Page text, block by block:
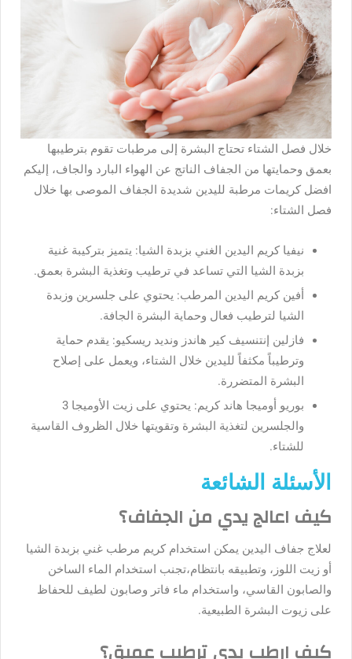
خلال فصل الشتاء تحتاج البشرة إلى مرطبات تقوم بترطيبها
بعمق وحمايتها من الجفاف الناتج عن الهواء البارد والجاف، إليكم
افضل كريمات مرطبة لليدين شديدة الجفاف الموصى بها خلال
فصل الشتاء:
نيفيا كريم اليدين الغني بزبدة الشيا: يتميز بتركيبة غنية
بزبدة الشيا التي تساعد في ترطيب وتغذية البشرة بعمق.
أفين كريم اليدين المرطب: يحتوي على جلسرين وزبدة
الشيا لترطيب فعال وحماية البشرة الجافة.
فازلين إنتنسيف كير هاندز ونديد ريسكيو: يقدم حماية
وترطيباً مكثفاً لليدين خلال الشتاء، ويعمل على إصلاح
البشرة المتضررة.
بوريو أوميجا هاند كريم: يحتوي على زيت الأوميجا 3
والجلسرين لتغذية البشرة وتقويتها خلال الظروف القاسية
للشتاء.
الأسئلة الشائعة
كيف اعالج يدي من الجفاف؟
لعلاج جفاف اليدين يمكن استخدام كريم مرطب غني بزبدة الشيا
أو زيت اللوز، وتطبيقه بانتظام،تجنب استخدام الماء الساخن
والصابون القاسي، واستخدام ماء فاتر وصابون لطيف للحفاظ
على زيوت البشرة الطبيعية.